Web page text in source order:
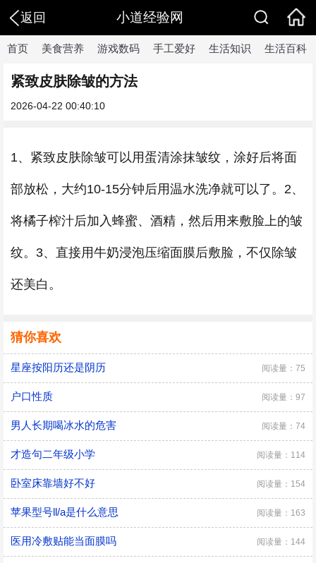
返回 小道经验网
首页 美食营养 游戏数码 手工爱好 生活知识 生活百科
紧致皮肤除皱的方法
2026-04-22 00:40:10
1、紧致皮肤除皱可以用蛋清涂抹皱纹，涂好后将面
部放松，大约10-15分钟后用温水洗净就可以了。2、
将橘子榨汁后加入蜂蜜、酒精，然后用来敷脸上的皱
纹。3、直接用牛奶浸泡压缩面膜后敷脸，不仅除皱
还美白。
猜你喜欢
星座按阳历还是阴历 阅读量：75
户口性质 阅读量：97
男人长期喝冰水的危害 阅读量：74
才造句二年级小学 阅读量：114
卧室床靠墙好不好 阅读量：154
苹果型号ll/a是什么意思 阅读量：163
医用冷敷贴能当面膜吗 阅读量：144